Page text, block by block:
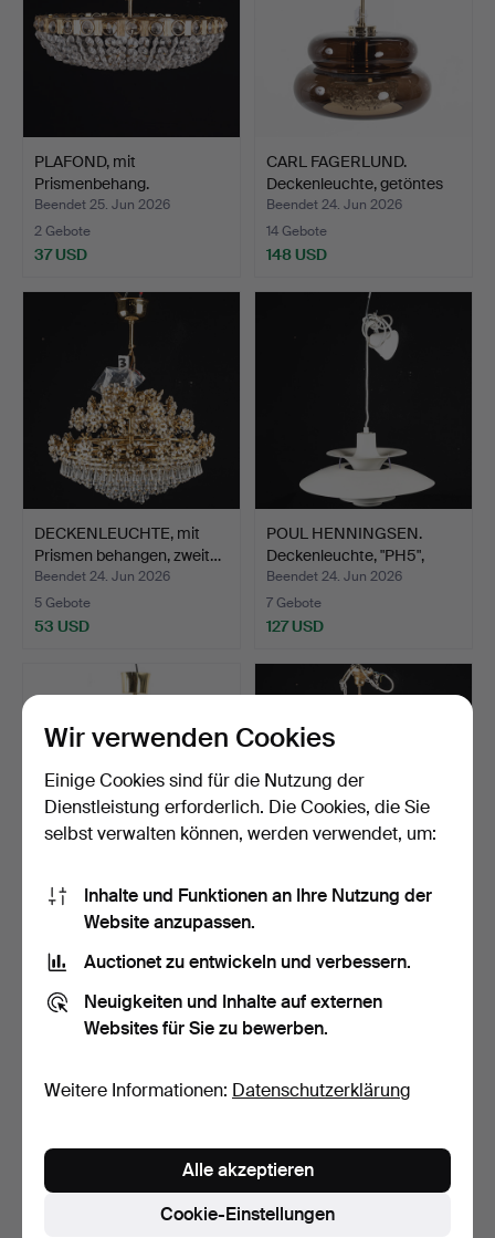
PLAFOND, mit
Prismenbehang.
Beendet 25. Jun 2026
2 Gebote
37 USD
CARL FAGERLUND.
Deckenleuchte, getöntes
Gl…
Beendet 24. Jun 2026
14 Gebote
148 USD
DECKENLEUCHTE, mit
Prismen behangen, zweit…
Beendet 24. Jun 2026
5 Gebote
53 USD
POUL HENNINGSEN.
Deckenleuchte, "PH5",
Lou…
Beendet 24. Jun 2026
7 Gebote
127 USD
CARL FAGERLUND.
Deckenleuchte, getöntes
Gl…
17 Gebote
169 USD
DECKENLEUCHTE, mit
159 USD
Wir verwenden Cookies
Einige Cookies sind für die Nutzung der
Dienstleistung erforderlich. Die Cookies, die Sie
selbst verwalten können, werden verwendet, um:
Inhalte und Funktionen an Ihre Nutzung der
Website anzupassen.
Auctionet zu entwickeln und verbessern.
Neuigkeiten und Inhalte auf externen
Websites für Sie zu bewerben.
Weitere Informationen: Datenschutzerklärung
Cookie-Einstellungen
Alle akzeptieren